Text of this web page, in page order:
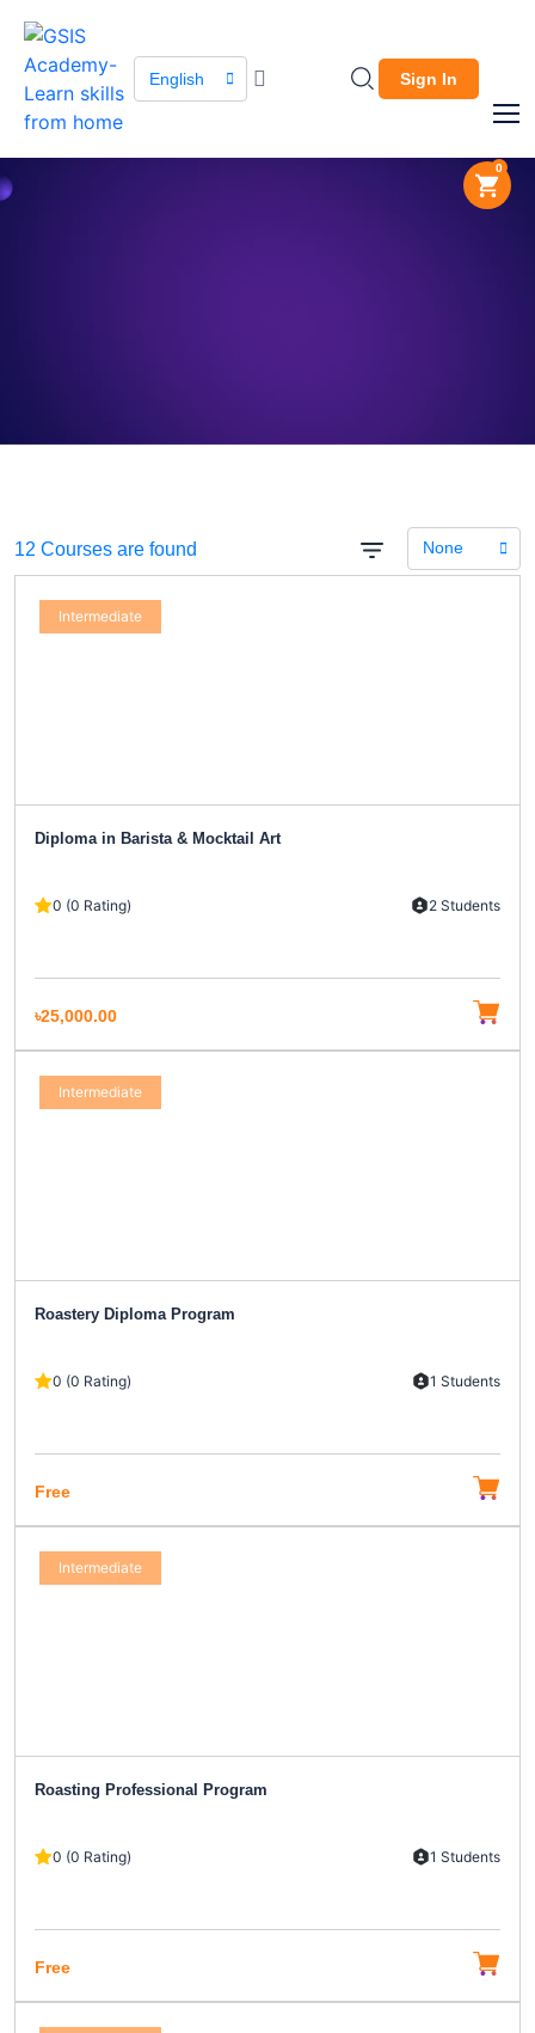
English Sign In
0
12 Courses are found None
Intermediate
Diploma in Barista & Mocktail Art
0 (0 Rating) 2 Students
৳25,000.00
Intermediate
Roastery Diploma Program
0 (0 Rating) 1 Students
Free
Intermediate
Roasting Professional Program
0 (0 Rating) 1 Students
Free